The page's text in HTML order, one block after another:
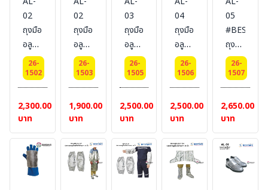
BESTSAFE
02
ถุงมือ
อลูมิ
ไนซ์
+
ARAMID
ฝ่ามือ
14
26-
1502
2,300.00
บาท
02
ถุงมือ
อลูมิ
ไนซ์
+
ARAMID
ฝ่ามือ
14
นิ้ว
ห้านิ้ว
แยก
จาก
26-
1503
1,900.00
บาท
03
ถุงมือ
อลูมิ
ไนซ์
ล้วน
14
นิ้ว 4
นิ้ว
รวม
ติด
กัน
(แยก
26-
1505
2,500.00
บาท
04
ถุงมือ
อลูมิ
ไนซ์
ล้วน
14
นิ้ว
ห้านิ้ว
แยก
จาก
กัน
26-
1506
2,500.00
บาท
05
ถุงมือ
กัน
ความ
ร้อน
26-
1507
2,650.00
บาท